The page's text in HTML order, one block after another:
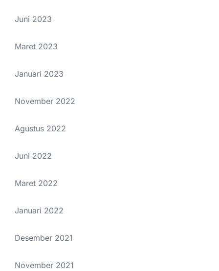
Juni 2023
Maret 2023
Januari 2023
November 2022
Agustus 2022
Juni 2022
Maret 2022
Januari 2022
Desember 2021
November 2021